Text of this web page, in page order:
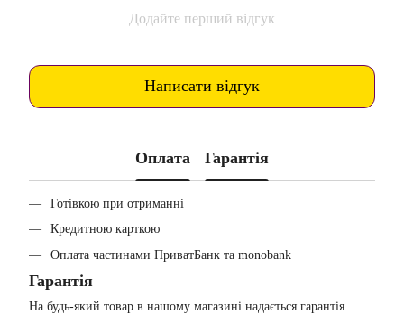
Додайте перший відгук
Написати відгук
Оплата Гарантія
Готівкою при отриманні
Кредитною карткою
Оплата частинами ПриватБанк та monobank
Гарантія
На будь-який товар в нашому магазині надається гарантія